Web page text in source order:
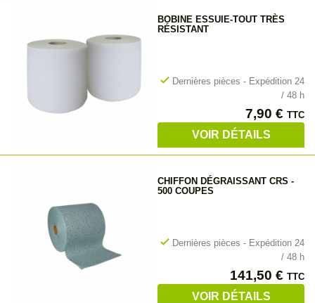
BOBINE ESSUIE-TOUT TRÈS
RÉSISTANT
check Dernières pièces - Expédition 24
/ 48 h
Prix
7,90 € TTC
VOIR DÉTAILS
CHIFFON DÉGRAISSANT CRS -
500 COUPES
check Dernières pièces - Expédition 24
/ 48 h
Prix
141,50 € TTC
VOIR DÉTAILS